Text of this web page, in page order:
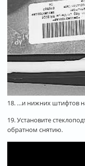
18. …и нижних штифтов
19. Установите
обратном снятию.